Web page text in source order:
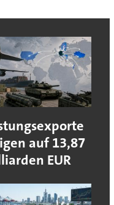
auf 13,87
EUR